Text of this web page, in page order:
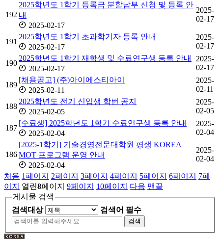
192
2025학년도 1학기 등록금 분할납부 신청 및 등록 안
내
2025-02-17
2025-
02-17
191
2025학년도 1학기 초과학기자 등록 안내
2025-02-17
2025-
02-17
190
2025학년도 1학기 재학생 및 수료연구생 등록 안내
2025-02-17
2025-
02-17
189
[채용공고] (주)아이에스티아이
2025-02-11
2025-
02-11
188
2025학년도 전기 신입생 학번 공지
2025-02-05
2025-
02-05
187
[수료생] 2025학년도 1학기 수료연구생 등록 안내
2025-02-04
2025-
02-04
186
[2025-1학기] 기술경영전문대학원 평생 KOREA
MOT 프로그램 운영 안내
2025-02-04
2025-
02-04
처음 1페이지 2페이지 3페이지 4페이지 5페이지 6페이지 7페
이지
열린8페이지 9페이지 10페이지 다음 맨끝
게시물 검색
검색대상
검색어 필수
검색